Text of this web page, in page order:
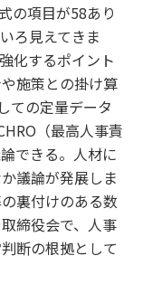
の項目が58あり
ろ見えてきま
化するポイント
施策との掛け算
ての定量データ
（最高人事責
できる。人材に
議論が発展しま
裏付けのある数
締役会で、人事
断の根拠として